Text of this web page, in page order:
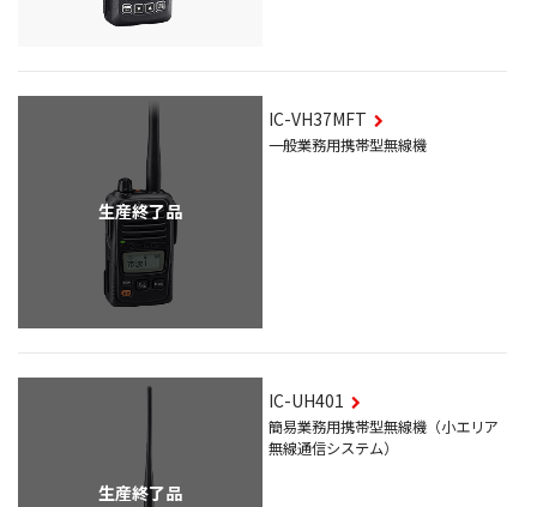
生産終了品
IC-VH37MFT
一般業務用携帯型無線機
生産終了品
IC-UH401
簡易業務用携帯型無線機（小エリア
無線通信システム）